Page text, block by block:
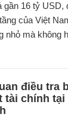
gần 16 tỷ
của Việt
mà không
điều tra
tài chính